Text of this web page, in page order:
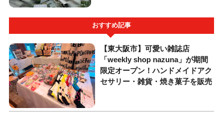
おすすめ記事
【東大阪市】可愛い雑誌店
「weekly shop nazuna」が期間
限定オープン！ハンドメイドアク
セサリー・雑貨・焼き菓子を販売